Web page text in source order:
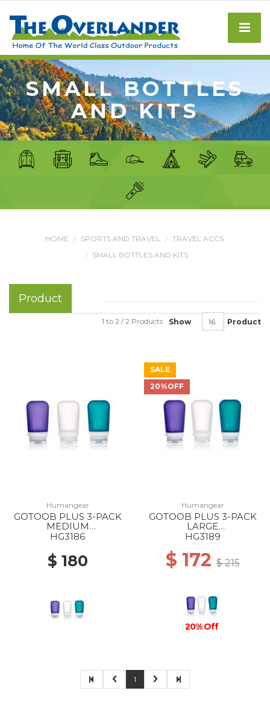
SMALL BOTTLES
AND KITS
HOME SPORTS AND TRAVEL
TRAVEL ACCS.
SMALL BOTTLES AND KITS
Product
Show Product
1 to 2 / 2 Products
Humangear
GOTOOB PLUS 3-PACK
MEDIUM
CLEAR/PURPLE/TEAL
HG3186
$ 180
SALE
20%OFF
Humangear
GOTOOB PLUS 3-PACK
LARGE
CLEAR/PURPLE/TEAL
HG3189
$ 172$ 215
20% Off
1